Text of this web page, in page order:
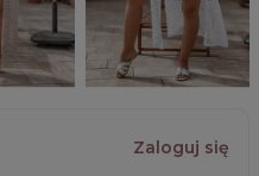
Zaloguj się